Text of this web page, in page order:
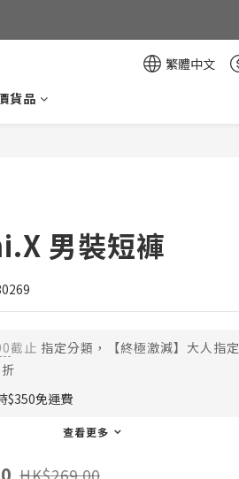
繁體中文
貨品
男裝短褲
截止 指定分類，【終極激減】大人指定
$350免運費
查看更多
HK$269.00